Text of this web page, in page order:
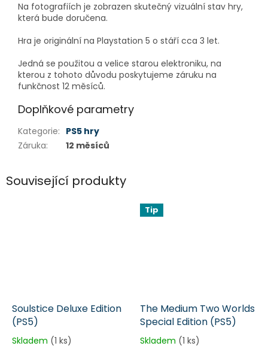
Na fotografiích je zobrazen skutečný vizuální stav hry,
která bude doručena.
Hra je originální na Playstation 5 o stáří cca 3 let.
Jedná se použitou a velice starou elektroniku, na
kterou z tohoto důvodu poskytujeme záruku na
funkčnost 12 měsíců.
Doplňkové parametry
Kategorie: PS5 hry
Záruka: 12 měsíců
Související produkty
Soulstice Deluxe Edition
(PS5)
Skladem (1 ks)
Tip
The Medium Two Worlds
Special Edition (PS5)
Skladem (1 ks)